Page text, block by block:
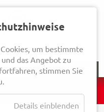
NEWSLETTER
um bestimmte
das Angebot zu
stimmen Sie
Details einblenden